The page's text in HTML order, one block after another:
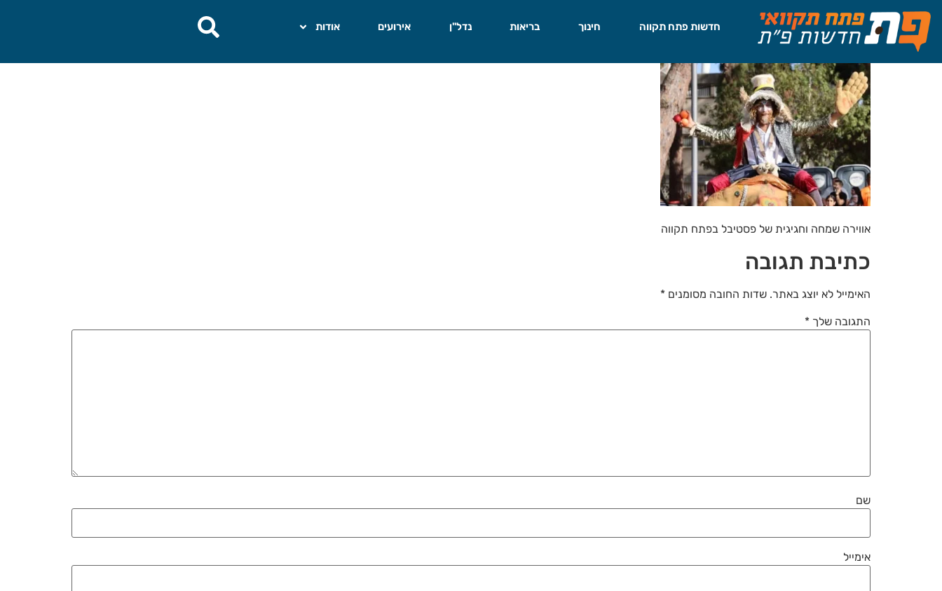
לתוכן
חדשות פתח תקווה חינוך בריאות נדל"ן אירועים אודות
אווירה שמחה וחגיגית של פסטיבל בפתח תקווה
כתיבת תגובה
האימייל לא יוצג באתר. שדות החובה מסומנים *
התגובה שלך *
שם
אימייל